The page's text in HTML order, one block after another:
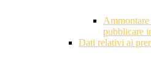
pubblicare
Dati relativi ai